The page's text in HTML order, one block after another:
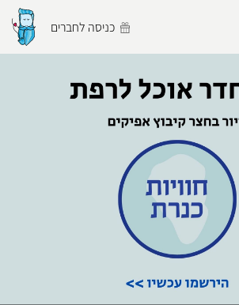
כניסה לחברים
הפרופיל שלי
התנתק